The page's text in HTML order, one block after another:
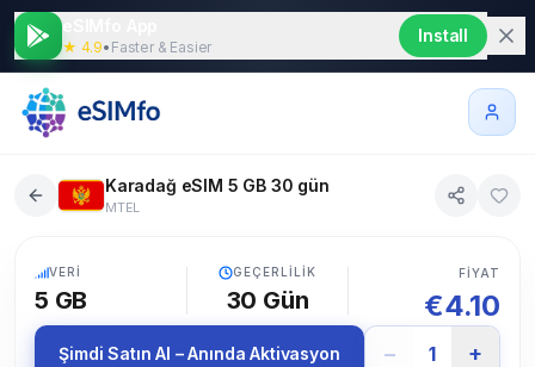
★ 4.9• Faster & Easier
Install
Karadağ eSIM 5 GB 30 gün
MTEL
VERI
5 GB
GEÇERLILIK
30 Gün
FIYAT
€4.10
Şimdi Satın Al – Anında Aktivasyon − 1 +